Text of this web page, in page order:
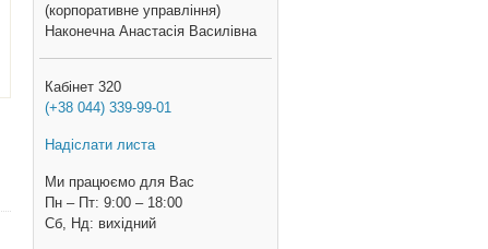
(корпоративне управління)
Наконечна Анастасія Василівна
Кабінет 320
(+38 044) 339-99-01
Надіслати листа
Ми працюємо для Вас
Пн – Пт: 9:00 – 18:00
Cб, Нд: вихідний